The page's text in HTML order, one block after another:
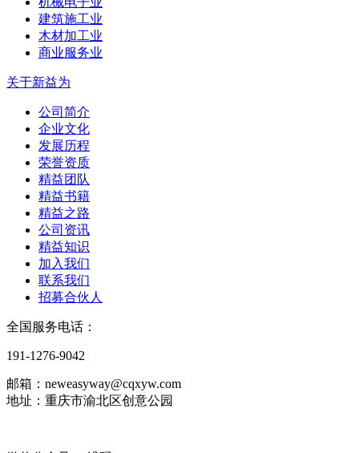
建筑施工业
木材加工业
商业服务业
关于新益为
公司简介
企业文化
发展历程
荣誉资质
精益团队
精益书籍
精益之路
公司资讯
精益知识
加入我们
联系我们
招募合伙人
全国服务电话：
191-1276-9042
邮箱：neweasyway@cqxyw.com
地址：重庆市渝北区创意公园